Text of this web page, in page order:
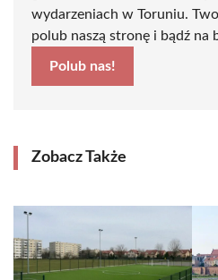
wydarzeniach w Toruniu.
polub naszą stronę i bądź na
Polub nas!
Zobacz Także